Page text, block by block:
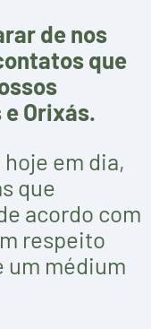
de nos
que
Orixás.
em dia,
que
acordo com
respeito
um médium